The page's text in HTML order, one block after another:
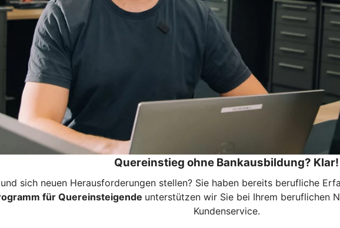
Quereinstieg ohne Bankausbildung? Klar!
sich neuen Herausforderungen stellen? Sie haben bereits berufliche
für Quereinsteigende unterstützen wir Sie bei Ihrem beruflichen
Kundenservice.